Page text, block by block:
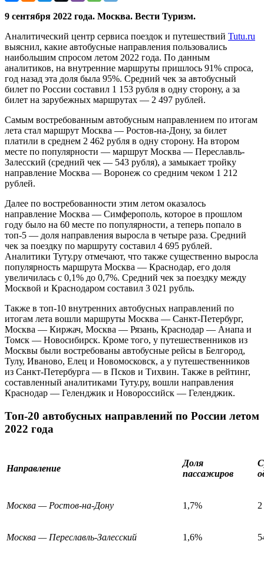
9 сентября 2022 года. Москва. Вести Туризм.
Аналитический центр сервиса поездок и путешествий Tutu.ru
выяснил, какие автобусные направления пользовались
наибольшим спросом летом 2022 года. По данным
аналитиков, на внутренние маршруты пришлось 91% спроса,
год назад эта доля была 95%. Средний чек за автобусный
билет по России составил 1 153 рубля в одну сторону, а за
билет на зарубежных маршрутах — 2 497 рублей.
Самым востребованным автобусным направлением по итогам
лета стал маршрут Москва — Ростов-на-Дону, за билет
платили в среднем 2 462 рубля в одну сторону. На втором
месте по популярности — маршрут Москва — Переславль-
Залесский (средний чек — 543 рубля), а замыкает тройку
направление Москва — Воронеж со средним чеком 1 212
рублей.
Далее по востребованности этим летом оказалось
направление Москва — Симферополь, которое в прошлом
году было на 60 месте по популярности, а теперь попало в
топ-5 — доля направления выросла в четыре раза. Средний
чек за поездку по маршруту составил 4 695 рублей.
Аналитики Туту.ру отмечают, что также существенно выросла
популярность маршрута Москва — Краснодар, его доля
увеличилась с 0,1% до 0,7%. Средний чек за поездку между
Москвой и Краснодаром составил 3 021 рубль.
Также в топ-10 внутренних автобусных направлений по
итогам лета вошли маршруты Москва — Санкт-Петербург,
Москва — Киржач, Москва — Рязань, Краснодар — Анапа и
Томск — Новосибирск. Кроме того, у путешественников из
Москвы были востребованы автобусные рейсы в Белгород,
Тулу, Иваново, Елец и Новомосковск, а у путешественников
из Санкт-Петербурга — в Псков и Тихвин. Также в рейтинг,
составленный аналитиками Туту.ру, вошли направления
Краснодар — Геленджик и Новороссийск — Геленджик.
Топ-20 автобусных направлений по России летом
2022 года
Направление
Доля
пассажиров
Москва — Ростов-на-Дону 1,7%
Москва — Переславль-Залесский 1,6%